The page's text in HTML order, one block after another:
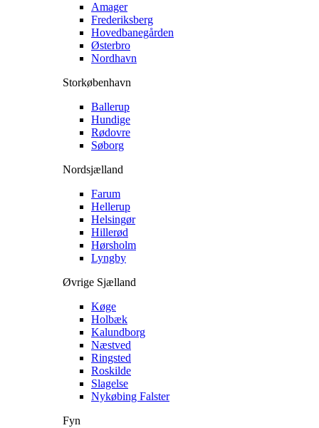
Amager
Frederiksberg
Hovedbanegården
Østerbro
Nordhavn
Storkøbenhavn
Ballerup
Hundige
Rødovre
Søborg
Nordsjælland
Farum
Hellerup
Helsingør
Hillerød
Hørsholm
Lyngby
Øvrige Sjælland
Køge
Holbæk
Kalundborg
Næstved
Ringsted
Roskilde
Slagelse
Nykøbing Falster
Fyn